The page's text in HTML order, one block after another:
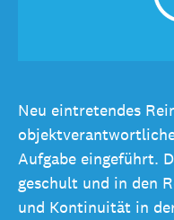
Neu eintretendes
Aufgabe eingeführt.
geschult und in den
und Kontinuität in